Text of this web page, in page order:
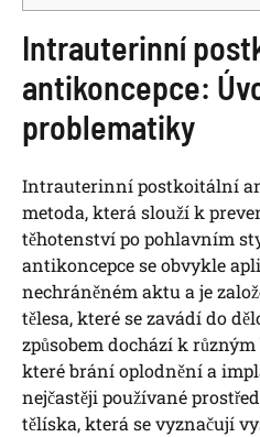
Intrauterinní
antikoncepce:
problematiky
Intrauterinní postkoitální
metoda, která slouží k
těhotenství po pohlavním
antikoncepce se obvykle
nechráněném aktu a je
tělesa, které se zavádí do
způsobem dochází k
které brání oplodnění a
nejčastěji používané
tělíska, která se vyznačují